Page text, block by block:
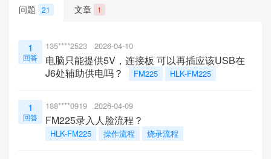
问题 21 文章 1
1
回答
135****2523 2026-04-10
电脑只能提供5V，连接板 可以再插应该USB在
J6处辅助供电吗？
FM225 HLK-FM225
1
回答
188****0919 2026-04-09
FM225录入人脸流程？
HLK-FM225 操作流程 烧录流程